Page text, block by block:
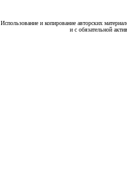
Использование и копирование авторских
и с обязательной